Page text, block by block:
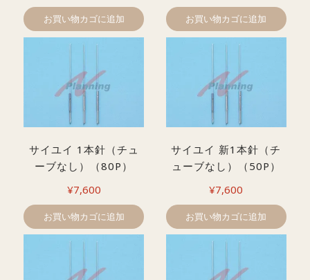
お買い物カゴに追加 お買い物カゴに追加
サイユイ 1本針（チュ
ーブなし）（80P）
¥7,600
お買い物カゴに追加
サイユイ 新1本針（チ
ューブなし）（50P）
¥7,600
お買い物カゴに追加